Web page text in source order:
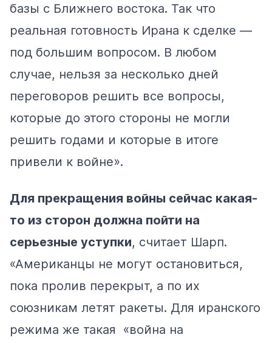
базы с Ближнего востока. Так что
реальная готовность Ирана к сделке —
под большим вопросом. В любом
случае, нельзя за несколько дней
переговоров решить все вопросы,
которые до этого стороны не могли
решить годами и которые в итоге
привели к войне».
Для прекращения войны сейчас какая-
то из сторон должна пойти на
серьезные уступки, считает Шарп.
«Американцы не могут остановиться,
пока пролив перекрыт, а по их
союзникам летят ракеты. Для иранского
режима же такая «война на